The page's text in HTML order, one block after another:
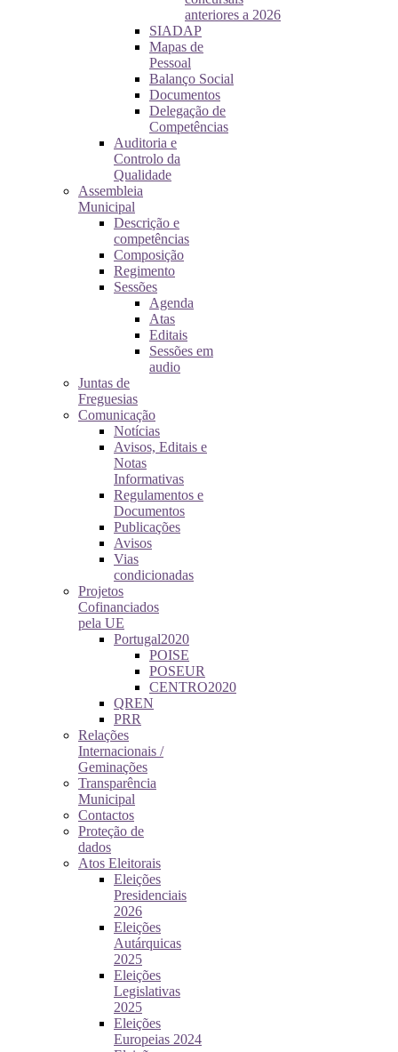
anteriores a 2026
SIADAP
Mapas de
Pessoal
Balanço Social
Documentos
Delegação de
Competências
Auditoria e
Controlo da
Qualidade
Assembleia
Municipal
Descrição e
competências
Composição
Regimento
Sessões
Agenda
Atas
Editais
Sessões em
audio
Juntas de
Freguesias
Comunicação
Notícias
Avisos, Editais e
Notas
Informativas
Regulamentos e
Documentos
Publicações
Avisos
Vias
condicionadas
Projetos
Cofinanciados
pela UE
Portugal2020
POISE
POSEUR
CENTRO2020
QREN
PRR
Relações
Internacionais /
Geminações
Transparência
Municipal
Contactos
Proteção de
dados
Atos Eleitorais
Eleições
Presidenciais
2026
Eleições
Autárquicas
2025
Eleições
Legislativas
2025
Eleições
Europeias 2024